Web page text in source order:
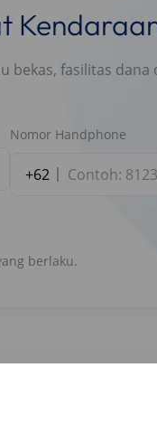
fasilitas
Nomor Handphone
+62
berlaku.